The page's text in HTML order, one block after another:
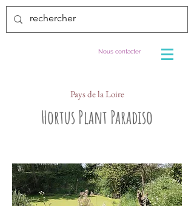
Nous contacter
Pays de la Loire
Hortus Plant Paradiso